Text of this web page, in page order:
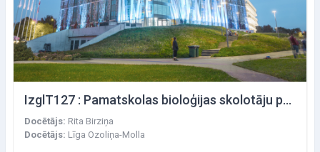
IzglT127 : Pamatskolas bioloģijas skolotāju profesionālā pilnveide: pamatskolas bioloģijas programmas saturs un mācību stundu izvērtēšana
Docētājs: Rita Birziņa
Docētājs: Līga Ozoliņa-Molla